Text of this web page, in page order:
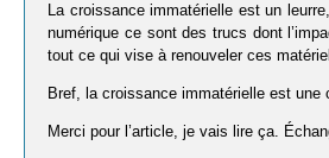
La croissance immatérielle est un
numérique ce sont des trucs dont
tout ce qui vise à renouveler ces
Bref, la croissance immatérielle est une
Merci pour l’article, je vais lire ça.